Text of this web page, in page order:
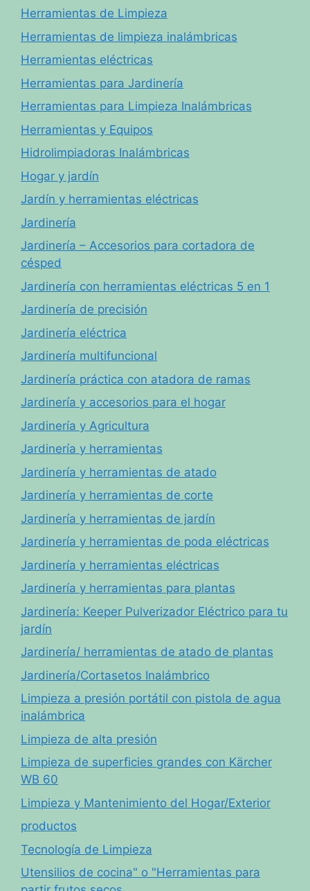
Herramientas de Limpieza
Herramientas de limpieza inalámbricas
Herramientas eléctricas
Herramientas para Jardinería
Herramientas para Limpieza Inalámbricas
Herramientas y Equipos
Hidrolimpiadoras Inalámbricas
Hogar y jardín
Jardín y herramientas eléctricas
Jardinería
Jardinería – Accesorios para cortadora de
césped
Jardinería con herramientas eléctricas 5 en 1
Jardinería de precisión
Jardinería eléctrica
Jardinería multifuncional
Jardinería práctica con atadora de ramas
Jardinería y accesorios para el hogar
Jardinería y Agricultura
Jardinería y herramientas
Jardinería y herramientas de atado
Jardinería y herramientas de corte
Jardinería y herramientas de jardín
Jardinería y herramientas de poda eléctricas
Jardinería y herramientas eléctricas
Jardinería y herramientas para plantas
Jardinería: Keeper Pulverizador Eléctrico para tu
jardín
Jardinería/ herramientas de atado de plantas
Jardinería/Cortasetos Inalámbrico
Limpieza a presión portátil con pistola de agua
inalámbrica
Limpieza de alta presión
Limpieza de superficies grandes con Kärcher
WB 60
Limpieza y Mantenimiento del Hogar/Exterior
productos
Tecnología de Limpieza
Utensilios de cocina" o "Herramientas para